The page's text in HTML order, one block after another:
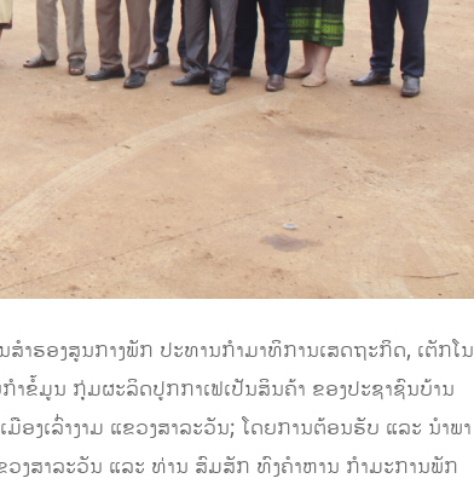
ຳຮອງສູນກາງພັກ ປະທານກຳມາທິການເສດຖະກິດ, ເຕັກໂນ
ຂໍ້ມູນ ກຸ່ມຜະລິດປູກກາເຟເປັນສິນຄ້າ ຂອງປະຊາຊົນບ້ານ
ງເລົ່າງາມ ແຂວງສາລະວັນ; ໂດຍການຕ້ອນຮັບ ແລະ ນຳພາ
ງສາລະວັນ ແລະ ທ່ານ ສົມສັກ ທົງຄຳຫານ ກຳມະການພັກ